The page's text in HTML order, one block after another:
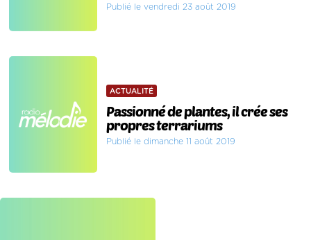
Publié le vendredi 23 août 2019
ACTUALITÉ
Passionné de plantes, il crée ses
propres terrariums
Publié le dimanche 11 août 2019